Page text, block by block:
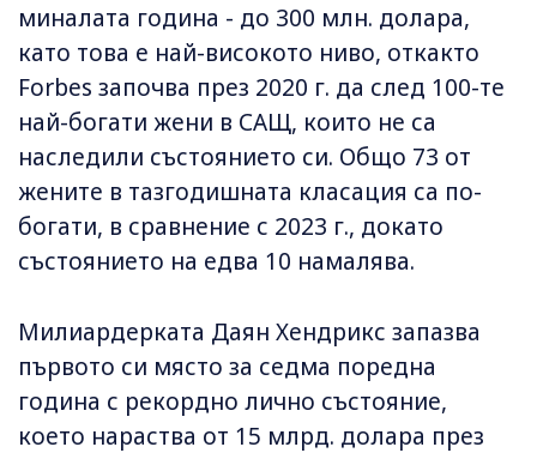
миналата година - до 300 млн. долара,
като това е най-високото ниво, откакто
Forbes започва през 2020 г. да след 100-те
най-богати жени в САЩ, които не са
наследили състоянието си. Общо 73 от
жените в тазгодишната класация са по-
богати, в сравнение с 2023 г., докато
състоянието на едва 10 намалява.
Милиардерката Даян Хендрикс запазва
първото си място за седма поредна
година с рекордно лично състояние,
което нараства от 15 млрд. долара през